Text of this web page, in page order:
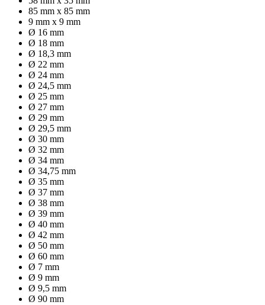
85 mm x 85 mm
9 mm x 9 mm
Ø 16 mm
Ø 18 mm
Ø 18,3 mm
Ø 22 mm
Ø 24 mm
Ø 24,5 mm
Ø 25 mm
Ø 27 mm
Ø 29 mm
Ø 29,5 mm
Ø 30 mm
Ø 32 mm
Ø 34 mm
Ø 34,75 mm
Ø 35 mm
Ø 37 mm
Ø 38 mm
Ø 39 mm
Ø 40 mm
Ø 42 mm
Ø 50 mm
Ø 60 mm
Ø 7 mm
Ø 9 mm
Ø 9,5 mm
Ø 90 mm